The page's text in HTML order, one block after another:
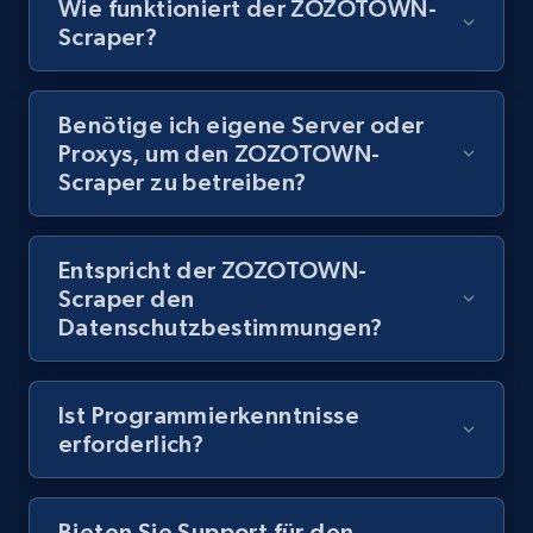
8.1K+
Youtube - Videos posts - Discovery records
by Explore page URL
URL, Title, Youtuber, Youtuber md5, Video url,
Video length, Likes, Views, and more.
8.1K+ 716+ Gratis testen
Youtube - Videos posts - Discovery videos
URL, Title, Youtuber, Youtuber md5, Video url,
Wie funktioniert der ZOZOTOWN-
Scraper?
Benötige ich eigene Server oder
Proxys, um den ZOZOTOWN-
Scraper zu betreiben?
Entspricht der ZOZOTOWN-
Scraper den
Datenschutzbestimmungen?
Ist Programmierkenntnisse
erforderlich?